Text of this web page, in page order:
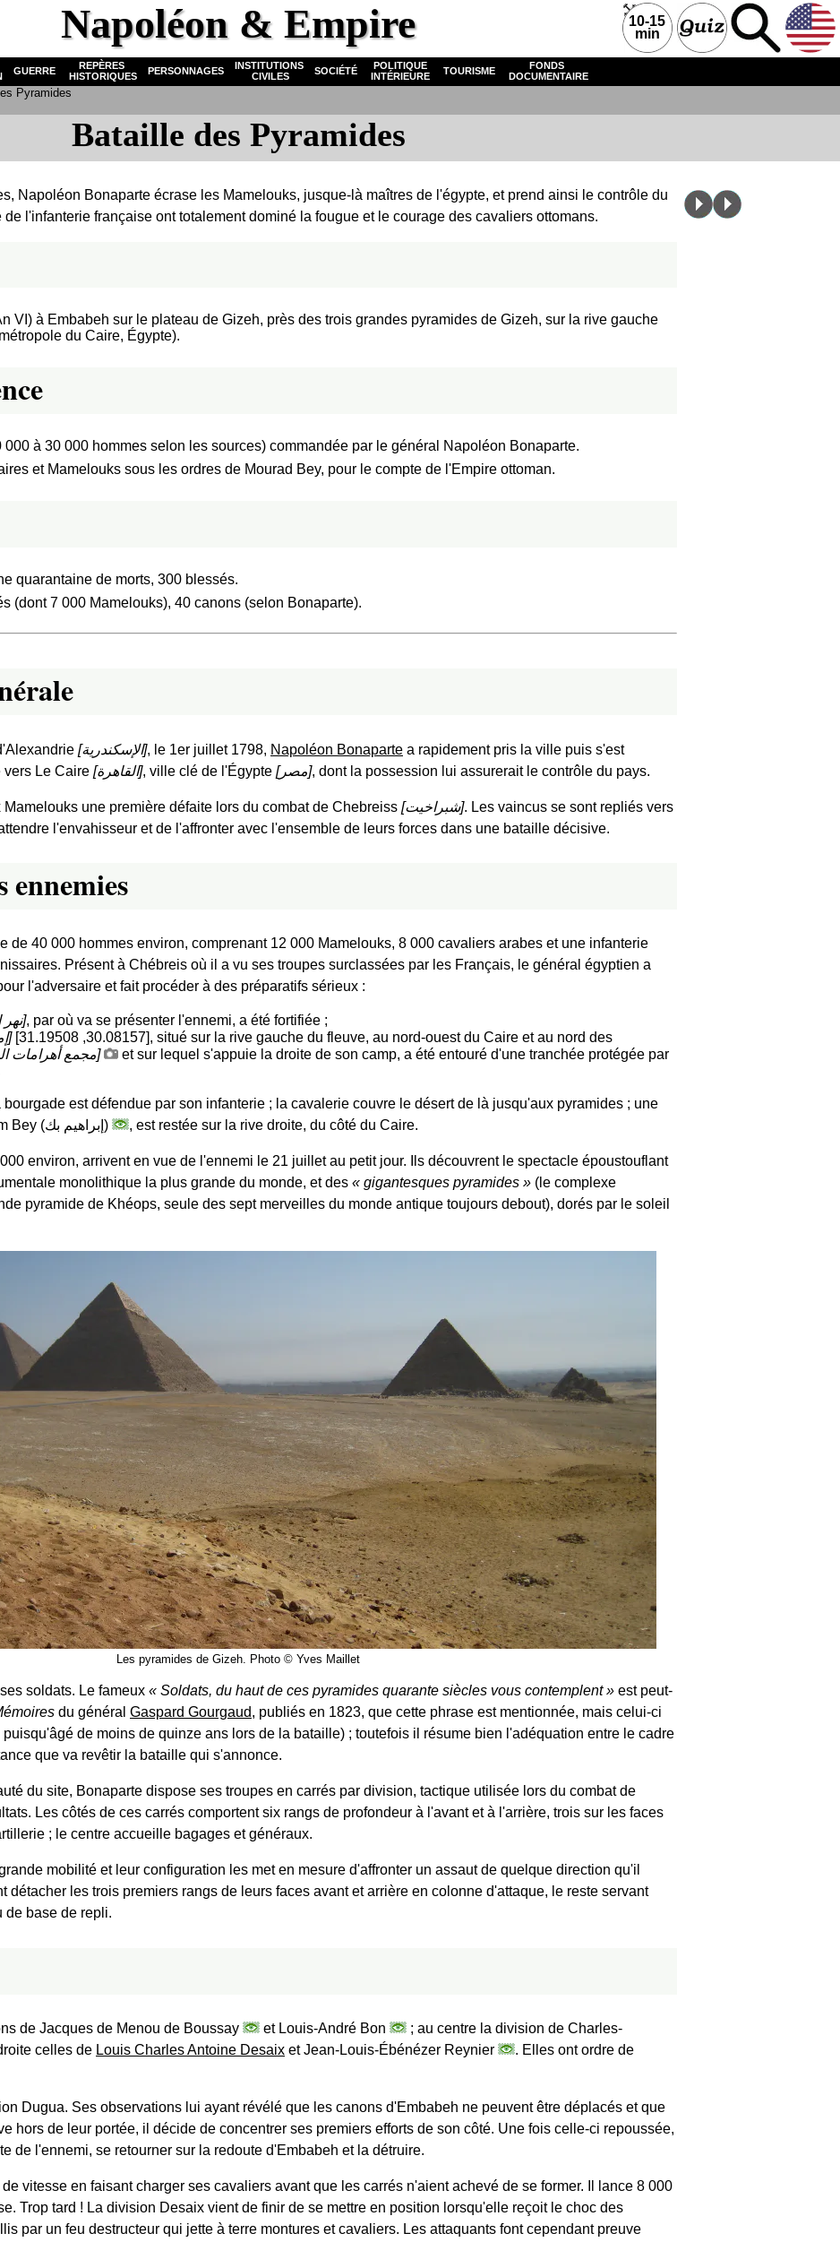
Napoléon & Empire
Bataille des Pyramides
Napoléon Bonaparte écrase les Mamelouks, jusque-là maîtres de l'égypte, et prend ainsi le contrôle du
l'infanterie française ont totalement dominé la fougue et le courage des cavaliers ottomans.
VI) à Embabeh sur le plateau de Gizeh, près des trois grandes pyramides de Gizeh, sur la rive gauche
du Caire, Égypte).
à 30 000 hommes selon les sources) commandée par le général Napoléon Bonaparte.
et Mamelouks sous les ordres de Mourad Bey, pour le compte de l'Empire ottoman.
quarantaine de morts, 300 blessés.
(dont 7 000 Mamelouks), 40 canons (selon Bonaparte).
[الإسكندرية], le 1er juillet 1798, Napoléon Bonaparte a rapidement pris la ville puis s'est
vers Le Caire [القاهرة], ville clé de l'Égypte [مصر], dont la possession lui assurerait le contrôle du pays.
une première défaite lors du combat de Chebreiss [شبراخيت]. Les vaincus se sont repliés vers
l'envahisseur et de l'affronter avec l'ensemble de leurs forces dans une bataille décisive.
ennemies
de 40 000 hommes environ, comprenant 12 000 Mamelouks, 8 000 cavaliers arabes et une infanterie
Présent à Chébreis où il a vu ses troupes surclassées par les Français, le général égyptien a
l'adversaire et fait procéder à des préparatifs sérieux :
نهر], par où va se présenter l'ennemi, a été fortifiée ;
][30.08157, 31.19508], situé sur la rive gauche du fleuve, au nord-ouest du Caire et au nord des
مجمع أهرامات]
et sur lequel s'appuie la droite de son camp, a été entouré d'une tranchée protégée par
est défendue par son infanterie ; la cavalerie couvre le désert de là jusqu'aux pyramides ; une
Bey (إبراهيم بك ) , est restée sur la rive droite, du côté du Caire.
environ, arrivent en vue de l'ennemi le 21 juillet au petit jour. Ils découvrent le spectacle époustouflant
monolithique la plus grande du monde, et des gigantesques pyramides
(le complexe
pyramide de Khéops, seule des sept merveilles du monde antique toujours debout), dorés par le soleil
Les pyramides de Gizeh. Photo © Yves Maillet
soldats. Le fameux Soldats, du haut de ces pyramides quarante siècles vous contemplent
est peut-
du général Gaspard Gourgaud, publiés en 1823, que cette phrase est mentionnée, mais celui-ci
de moins de quinze ans lors de la bataille) ; toutefois il résume bien l'adéquation entre le cadre
que va revêtir la bataille qui s'annonce.
du site, Bonaparte dispose ses troupes en carrés par division, tactique utilisée lors du combat de
Les côtés de ces carrés comportent six rangs de profondeur à l'avant et à l'arrière, trois sur les faces
; le centre accueille bagages et généraux.
mobilité et leur configuration les met en mesure d'affronter un assaut de quelque direction qu'il
détacher les trois premiers rangs de leurs faces avant et arrière en colonne d'attaque, le reste servant
de base de repli.
de Jacques de Menou de Boussay et Louis-André Bon
; au centre la division de Charles-
celles de Louis Charles Antoine Desaix et Jean-Louis-Ébénézer Reynier
. Elles ont ordre de
Dugua. Ses observations lui ayant révélé que les canons d'Embabeh ne peuvent être déplacés et que
hors de leur portée, il décide de concentrer ses premiers efforts de son côté. Une fois celle-ci repoussée,
de l'ennemi, se retourner sur la redoute d'Embabeh et la détruire.
vitesse en faisant charger ses cavaliers avant que les carrés n'aient achevé de se former. Il lance 8 000
Trop tard ! La division Desaix vient de finir de se mettre en position lorsqu'elle reçoit le choc des
par un feu destructeur qui jette à terre montures et cavaliers. Les attaquants font cependant preuve
GUERRE
REPÈRES
HISTORIQUES
PERSONNAGES
INSTITUTIONS
CIVILES
SOCIÉTÉ
POLITIQUE
INTÉRIEURE
TOURISME
FONDS
DOCUMENTAIRE
10-15
min
Pyramides